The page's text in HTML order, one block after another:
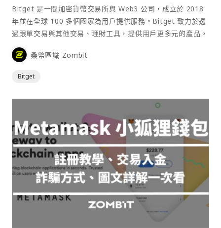
Bitget 是一間加密貨幣交易所與 Web3 公司，成立於 2018
年並在全球 100 多個國家為用戶提供服務。Bitget 致力於透
過跟單交易與其他交易、理財工具，提供用戶更多元的產品。
桑幣區識 Zombit
Bitget